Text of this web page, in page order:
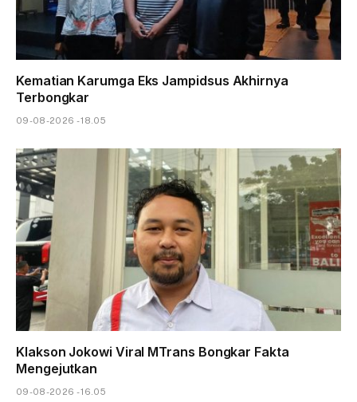
Kematian Karumga Eks Jampidsus Akhirnya
Terbongkar
09-08-2026 - 18.05
Klakson Jokowi Viral MTrans Bongkar Fakta
Mengejutkan
09-08-2026 - 16.05